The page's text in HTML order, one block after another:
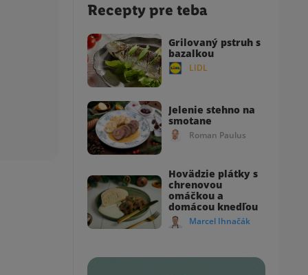
Recepty pre teba
Grilovaný pstruh s
bazalkou
LIDL
Jelenie stehno na
smotane
Roman Paulus
Hovädzie plátky s
chrenovou
omáčkou a
domácou knedľou
Marcel Ihnačák